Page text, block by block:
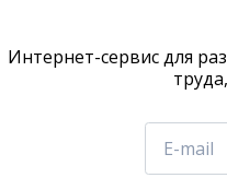
Интернет-сервис для